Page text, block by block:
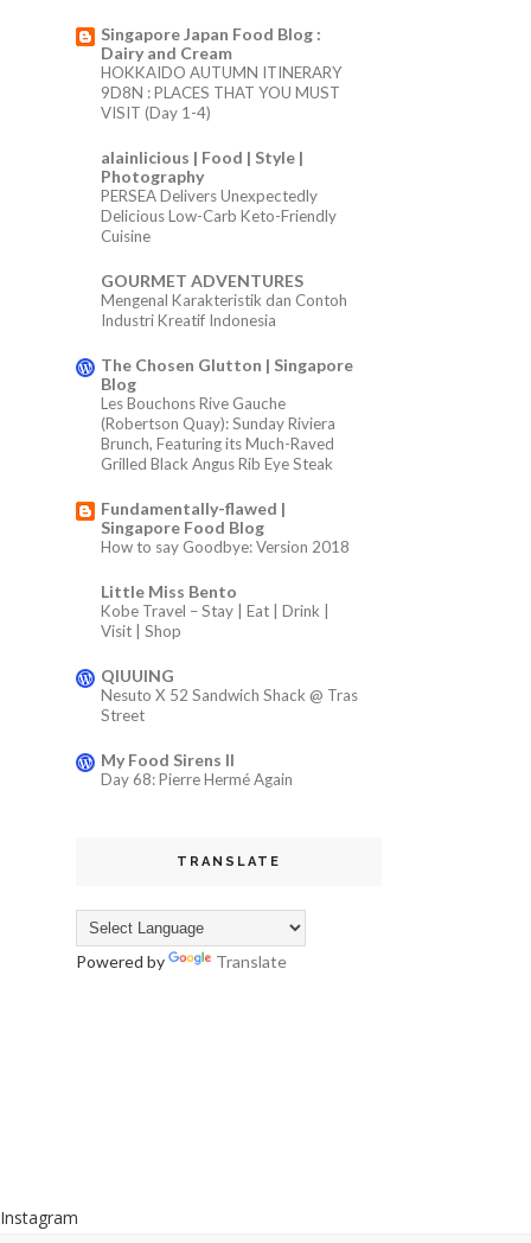
Singapore Japan Food Blog :
Dairy and Cream
HOKKAIDO AUTUMN ITINERARY
9D8N : PLACES THAT YOU MUST
VISIT (Day 1-4)
alainlicious | Food | Style |
Photography
PERSEA Delivers Unexpectedly
Delicious Low-Carb Keto-Friendly
Cuisine
GOURMET ADVENTURES
Mengenal Karakteristik dan Contoh
Industri Kreatif Indonesia
The Chosen Glutton | Singapore
Blog
Les Bouchons Rive Gauche
(Robertson Quay): Sunday Riviera
Brunch, Featuring its Much-Raved
Grilled Black Angus Rib Eye Steak
Fundamentally-flawed |
Singapore Food Blog
How to say Goodbye: Version 2018
Little Miss Bento
Kobe Travel – Stay | Eat | Drink |
Visit | Shop
QIUUING
Nesuto X 52 Sandwich Shack @ Tras
Street
My Food Sirens II
Day 68: Pierre Hermé Again
TRANSLATE
Powered by Translate
Instagram